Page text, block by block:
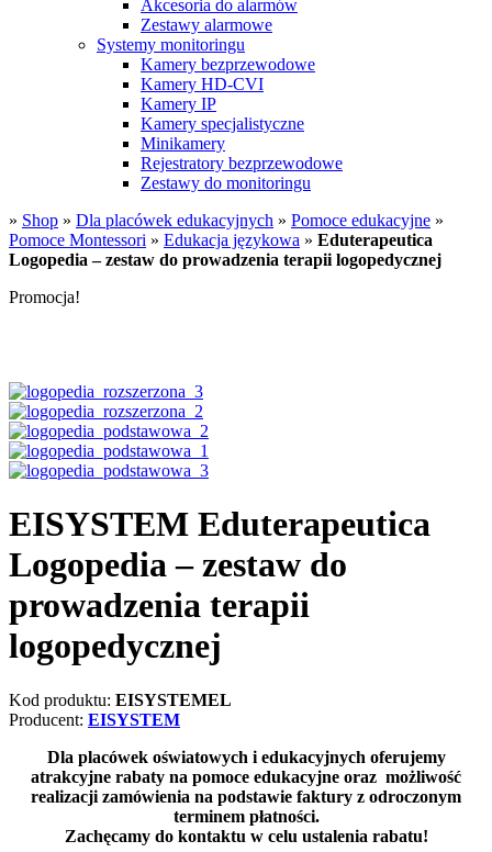
Akcesoria do alarmów
Zestawy alarmowe
Systemy monitoringu
Kamery bezprzewodowe
Kamery HD-CVI
Kamery IP
Kamery specjalistyczne
Minikamery
Rejestratory bezprzewodowe
Zestawy do monitoringu
» Shop » Dla placówek edukacyjnych » Pomoce edukacyjne »
Pomoce Montessori » Edukacja językowa » Eduterapeutica
Logopedia – zestaw do prowadzenia terapii logopedycznej
Promocja!
EISYSTEM Eduterapeutica
Logopedia – zestaw do
prowadzenia terapii
logopedycznej
Kod produktu: EISYSTEMEL
Producent: EISYSTEM
Dla placówek oświatowych i edukacyjnych oferujemy
atrakcyjne rabaty na pomoce edukacyjne oraz możliwość
realizacji zamówienia na podstawie faktury z odroczonym
terminem płatności.
Zachęcamy do kontaktu w celu ustalenia rabatu!